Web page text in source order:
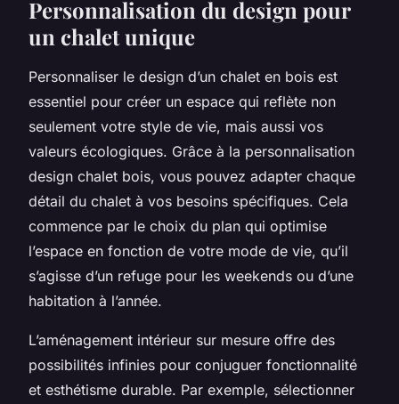
Personnalisation du design pour
un chalet unique
Personnaliser le design d’un chalet en bois est
essentiel pour créer un espace qui reflète non
seulement votre style de vie, mais aussi vos
valeurs écologiques. Grâce à la personnalisation
design chalet bois, vous pouvez adapter chaque
détail du chalet à vos besoins spécifiques. Cela
commence par le choix du plan qui optimise
l’espace en fonction de votre mode de vie, qu’il
s’agisse d’un refuge pour les weekends ou d’une
habitation à l’année.
L’aménagement intérieur sur mesure offre des
possibilités infinies pour conjuguer fonctionnalité
et esthétisme durable. Par exemple, sélectionner